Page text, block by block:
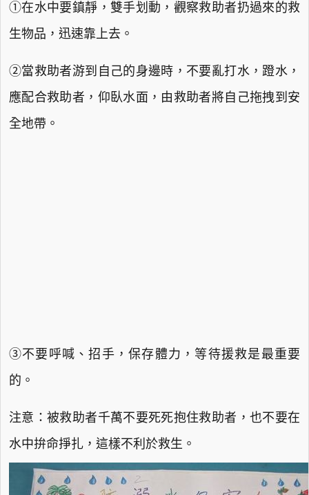
①在水中要鎮靜，雙手划動，觀察救助者扔過來的救
生物品，迅速靠上去。
②當救助者游到自己的身邊時，不要亂打水，蹬水，
應配合救助者，仰臥水面，由救助者將自己拖拽到安
全地帶。
③不要呼喊、招手，保存體力，等待援救是最重要
的。
注意：被救助者千萬不要死死抱住救助者，也不要在
水中拚命掙扎，這樣不利於救生。